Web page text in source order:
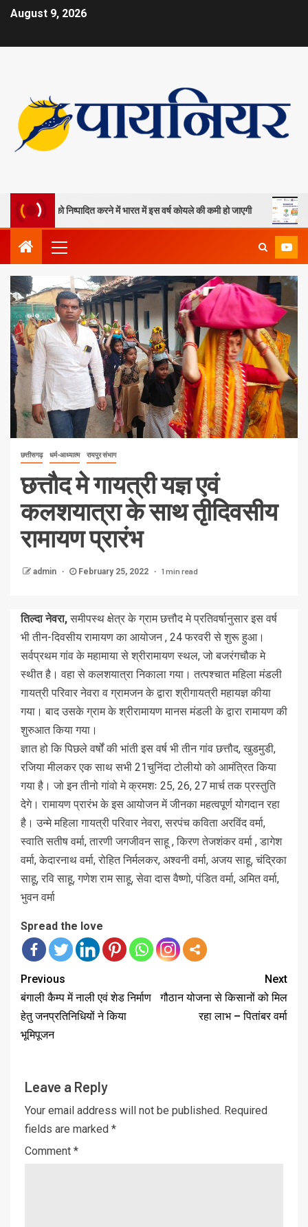
August 9, 2026
को निष्पादित करने में भारत में इस वर्ष कोयले की कमी हो जाएगी ओपी
छत्तीसगढ़ धर्म-आध्यात्म रायपुर संभाग
छत्तौद मे गायत्री यज्ञ एवं
कलशयात्रा के साथ तृीदिवसीय
रामायण प्रारंभ
admin February 25, 2022 1 min read
तिल्दा नेवरा,समीपस्थ क्षेत्र के ग्राम छत्तौद मे प्रतिवर्षानुसार इस वर्ष
भी तीन-दिवसीय रामायण का आयोजन , 24 फरवरी से शुरू हुआ।
सर्वप्रथम गांव के महामाया से श्रीरामायण स्थल, जो बजरंगचौक मे
स्थीत है। वहा से कलशयात्रा निकाला गया। तत्पश्चात महिला मंडली
गायत्री परिवार नेवरा व ग्रामजन के द्वारा श्रीगायत्री महायज्ञ कीया
गया। बाद उसके ग्राम के श्रीरामायण मानस मंडली के द्वारा रामायण की
शुरुआत किया गया।
ज्ञात हो कि पिछले वर्षों की भांती इस वर्ष भी तीन गांव छत्तौद, खुडमुडी,
रजिया मीलकर एक साथ सभी 21चुनिंदा टोलीयो को आमंत्रित किया
गया है। जो इन तीनो गांवो मे क्रमशः 25, 26, 27 मार्च तक प्रस्तुति
देगे। रामायण प्रारंभ के इस आयोजन में जीनका महत्वपूर्ण योगदान रहा
है। उन्मे महिला गायत्री परिवार नेवरा, सरपंच कविता अरविंद वर्मा,
स्वाति सतीष वर्मा, तारणी जगजीवन साहू , किरण तेजशंकर वर्मा , डागेश
वर्मा, केदारनाथ वर्मा, रोहित निर्मलकर, अश्वनी वर्मा, अजय साहू, चंद्रिका
साहू, रवि साहू, गणेश राम साहू, सेवा दास वैष्णो, पंडित वर्मा, अमित वर्मा,
भुवन वर्मा
Spread the love
Previous
बंगाली कैम्प में नाली एवं शेड निर्माण
हेतु जनप्रतिनिधियों ने किया
भूमिपूजन
Next
गौठान योजना से किसानों को मिल
रहा लाभ – पितांबर वर्मा
Leave a Reply
Your email address will not be published. Required
fields are marked *
Comment *